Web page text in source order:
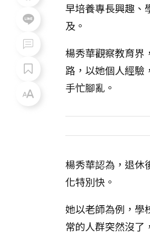
早培養專長興趣、
及。
楊秀華觀察教育界
路，以她個人經驗
手忙腳亂。
楊秀華認為，退休
化特別快。
她以老師為例，學
常的人群突然沒了